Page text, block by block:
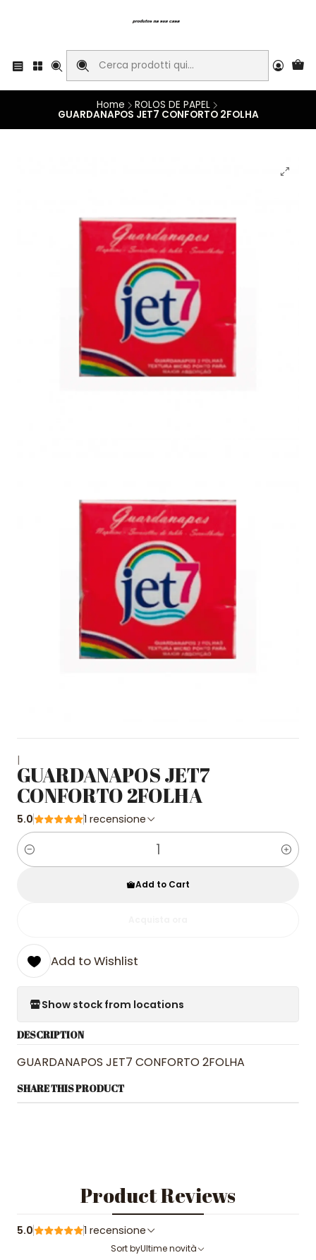
Home ROLOS DE PAPEL
GUARDANAPOS JET7 CONFORTO 2FOLHA
|
GUARDANAPOS JET7
CONFORTO 2FOLHA
5.0 1 recensione
Quantity
Add to Cart
Add to Wishlist
Show stock from locations
DESCRIPTION
GUARDANAPOS JET7 CONFORTO 2FOLHA
SHARE THIS PRODUCT
Product Reviews
5.0 1 recensione
Sort byUltime novità